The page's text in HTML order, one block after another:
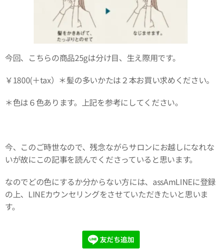
今回、こちらの商品25gは分け目、生え際用です。
￥1800(＋tax）＊髪の多いかたは２本お買い求めください。
＊色は６色あります。上記を参考にしてください。
今、このご時世なので、残念ながらサロンにお越しになれな
いが故にこの記事を読んでくださっていると思います。
なのでどの色にするか分からない方には、assAmLINEに登録
の上、LINEカウンセリングをさせていただきたいと思いま
す。